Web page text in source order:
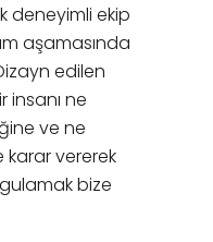
deneyimli ekip
aşamasında
edilen
insanı ne
ve ne
vererek
bize